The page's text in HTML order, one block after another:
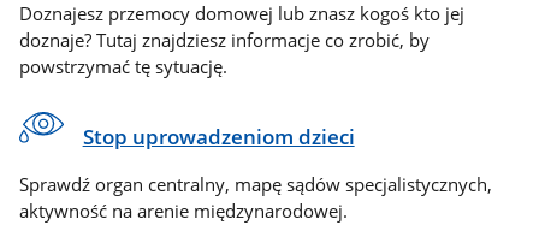
Doznajesz przemocy domowej lub znasz kogoś kto jej
doznaje? Tutaj znajdziesz informacje co zrobić, by
powstrzymać tę sytuację.
Stop uprowadzeniom dzieci
Sprawdź organ centralny, mapę sądów specjalistycznych,
aktywność na arenie międzynarodowej.